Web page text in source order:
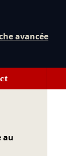
avancée
au